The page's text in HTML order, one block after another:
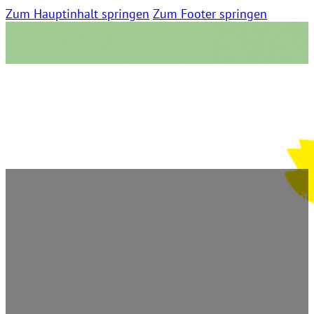
Zum Hauptinhalt springen Zum Footer springen
23. September 2022 | 0 Kommentare | 07:02 Lesezeit